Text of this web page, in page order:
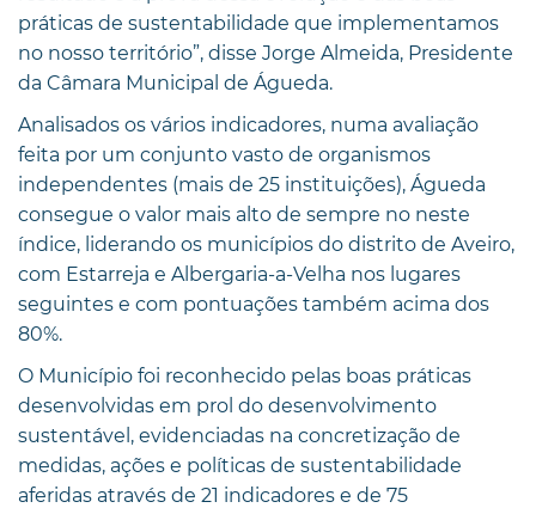
práticas de sustentabilidade que implementamos
no nosso território”, disse Jorge Almeida, Presidente
da Câmara Municipal de Águeda.
Analisados os vários indicadores, numa avaliação
feita por um conjunto vasto de organismos
independentes (mais de 25 instituições), Águeda
consegue o valor mais alto de sempre no neste
índice, liderando os municípios do distrito de Aveiro,
com Estarreja e Albergaria-a-Velha nos lugares
seguintes e com pontuações também acima dos
80%.
O Município foi reconhecido pelas boas práticas
desenvolvidas em prol do desenvolvimento
sustentável, evidenciadas na concretização de
medidas, ações e políticas de sustentabilidade
aferidas através de 21 indicadores e de 75